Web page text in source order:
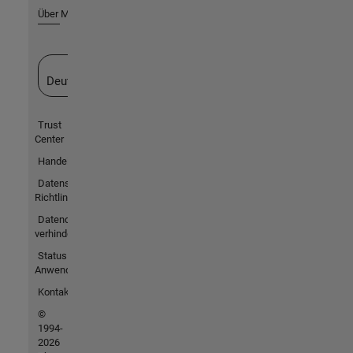
Über MathWorks
Deutschland
Trust
Center
Handelsmarken
Datenschutz-
Richtlinien
Datendiebstahl
verhindern
Status von
Anwendungen
Kontakt
©
1994-
2026